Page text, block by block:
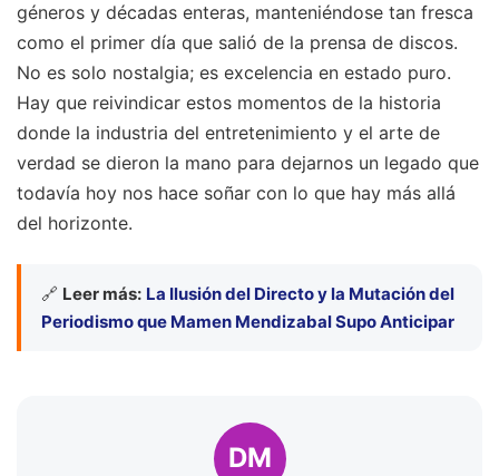
géneros y décadas enteras, manteniéndose tan fresca
como el primer día que salió de la prensa de discos.
No es solo nostalgia; es excelencia en estado puro.
Hay que reivindicar estos momentos de la historia
donde la industria del entretenimiento y el arte de
verdad se dieron la mano para dejarnos un legado que
todavía hoy nos hace soñar con lo que hay más allá
del horizonte.
🔗 Leer más: La Ilusión del Directo y la Mutación del
Periodismo que Mamen Mendizabal Supo Anticipar
DM